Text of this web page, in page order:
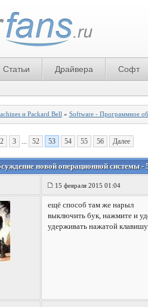
Статьи Драйвера Софт
и Packard Bell » Software - Программное
2 3 ... 52 53 54 55 56 Далее
новой операционной системы -
15 февраля 2015 01:04
ещё способ там же нарыл
выключить бук, нажмите и
удерживать нажатой